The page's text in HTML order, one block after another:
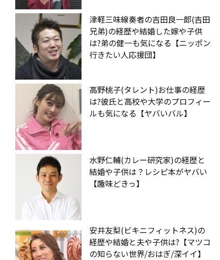
津軽三味線奏者の吉田良一郎(吉田
兄弟)の経歴や結婚した嫁や子供
は?弟の健一も気になる【ニッポン
行きたい人応援団】
高野桃子(タレント)お仕事の経歴
は?彼氏と高校や大学のプロフィー
ルも気になる【ヤバいバル】
水野仁輔(カレー研究家)の経歴と
結婚や子供は？レシピ本がヤバい
【趣味どきっ】
安井友梨(ビキニフィットネス)の
経歴や結婚と夫や子供は?【マツコ
の知らない世界/おはぎ/深イイ】